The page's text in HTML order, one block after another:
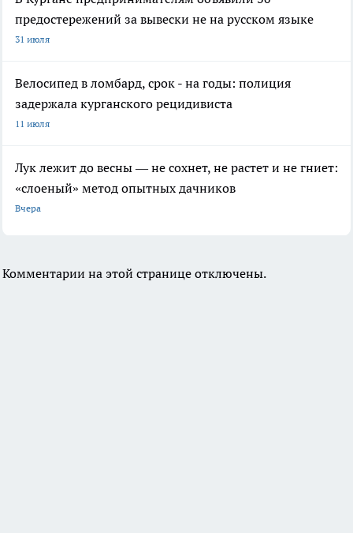
предостережений за вывески не на русском языке
31 июля
Велосипед в ломбард, срок - на годы: полиция
задержала курганского рецидивиста
11 июля
Лук лежит до весны — не сохнет, не растет и не гниет:
«слоеный» метод опытных дачников
Вчера
Комментарии на этой странице отключены.